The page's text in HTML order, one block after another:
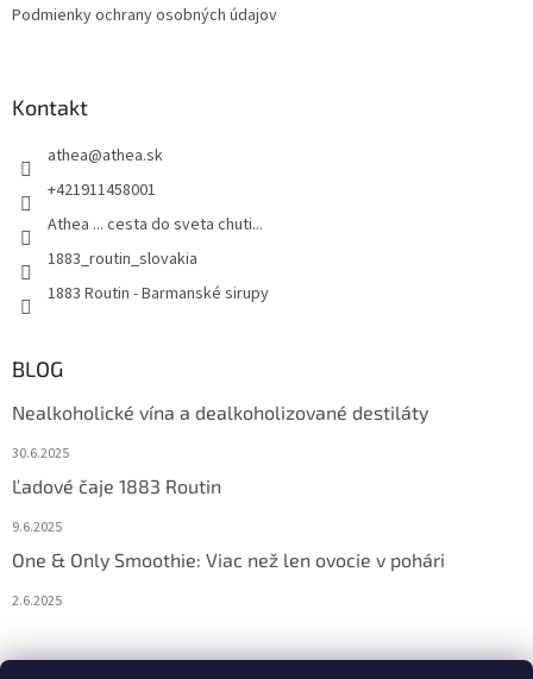
Podmienky ochrany osobných údajov
Kontakt
athea@athea.sk
+421911458001
Athea ... cesta do sveta chuti...
1883_routin_slovakia
1883 Routin - Barmanské sirupy
BLOG
Nealkoholické vína a dealkoholizované destiláty
30.6.2025
Ľadové čaje 1883 Routin
9.6.2025
One & Only Smoothie: Viac než len ovocie v pohári
2.6.2025